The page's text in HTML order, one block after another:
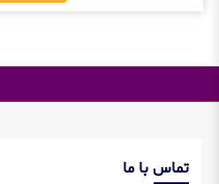
تماس با ما